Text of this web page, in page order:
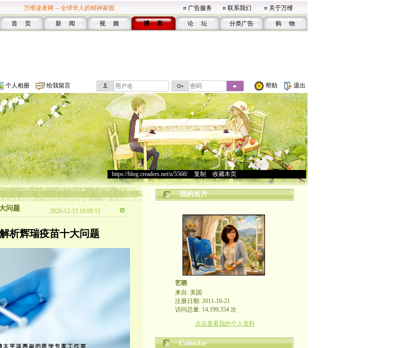
万维读者网 -- 全球华人的精神家园 广告服务 联系我们 关于万维
首 页 新 闻 视 频 博 客 论 坛 分类广告 购 物
个人相册 给我留言 帮助 退出
https://blog.creaders.net/u/5568/> 复制 收藏本页
问题 2020-12-13 10:08:11
析辉瑞疫苗十大问题
我的名片
艺萌
来自: 美国
注册日期: 2011-10-21
访问总量: 14,199,354 次
点击查看我的个人资料
Calendar